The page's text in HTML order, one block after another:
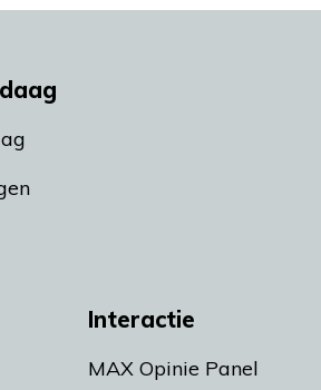
Interactie
MAX Opinie Panel